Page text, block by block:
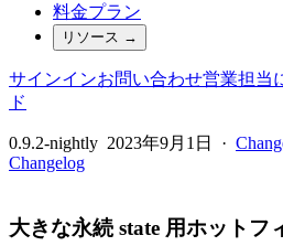
料金プラン
リソース →
サインインお問い合わせ営業担当
ド
0.9.2-nightly 2023年9月1日 ·
Changelog
大きな永続 state 用ホットフ